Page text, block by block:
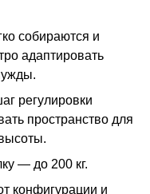
собираются и
адаптировать
регулировки
пространство для
— до 200 кг.
конфигурации и